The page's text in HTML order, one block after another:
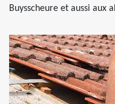
Buysscheure et aussi aux